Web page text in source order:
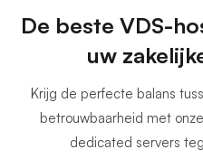
De beste VDS-
uw
Krijg de perfecte balans
betrouwbaarheid met
dedicated servers